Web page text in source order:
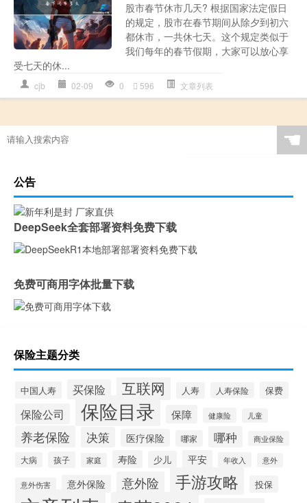
股市春节休市几天? 根据国家法定假日
的规定，股市在春节期间从除夕到初六
都休市，一共休七天。这个规定类似于
我们每年的春节假期，大家可以放心享
受七天的休...
cjb 02-09 0 596 文章列表
☚
公告
DeepSeek全套部署资料免费下载
免费可商用字体批量下载
保险主题分类
中国人寿 买保险 互联网 人寿 人寿保险 保费
保险公司 保险目录 保障 健康险 儿童
养老保险 决策 医疗保险 哪家 哪种
商业保险
大病
孩子 家庭 寿险 少儿 平安 年收入 意外
意外伤害 意外保险 意外险 手游攻略 投保